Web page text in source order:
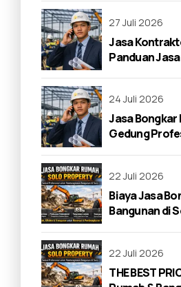
27 Juli 2026
Jasa
Panduan
24 Juli 2026
Jasa Bongkar
Gedung
22 Juli 2026
Biaya Jasa
Bangunan di
22 Juli 2026
THE BEST